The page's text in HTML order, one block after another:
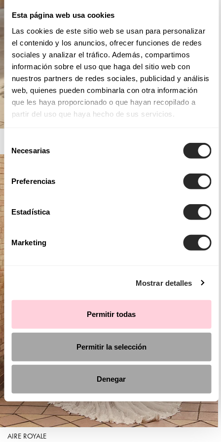
Esta página web usa cookies
Las cookies de este sitio web se usan para personalizar
el contenido y los anuncios, ofrecer funciones de redes
sociales y analizar el tráfico. Además, compartimos
información sobre el uso que haga del sitio web con
nuestros partners de redes sociales, publicidad y análisis
web, quienes pueden combinarla con otra información
que les haya proporcionado o que hayan recopilado a
partir del uso que haya hecho de sus servicios.
de
consentimiento
Necesarias
Preferencias
Estadística
Marketing
Mostrar detalles
Permitir todas
Permitir la selección
Denegar
AIRE ROYALE